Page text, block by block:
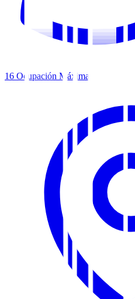
16 Ocupación Máxima